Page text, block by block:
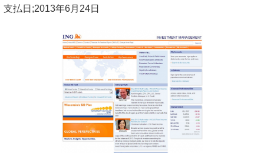
支払日;2013年6月24日